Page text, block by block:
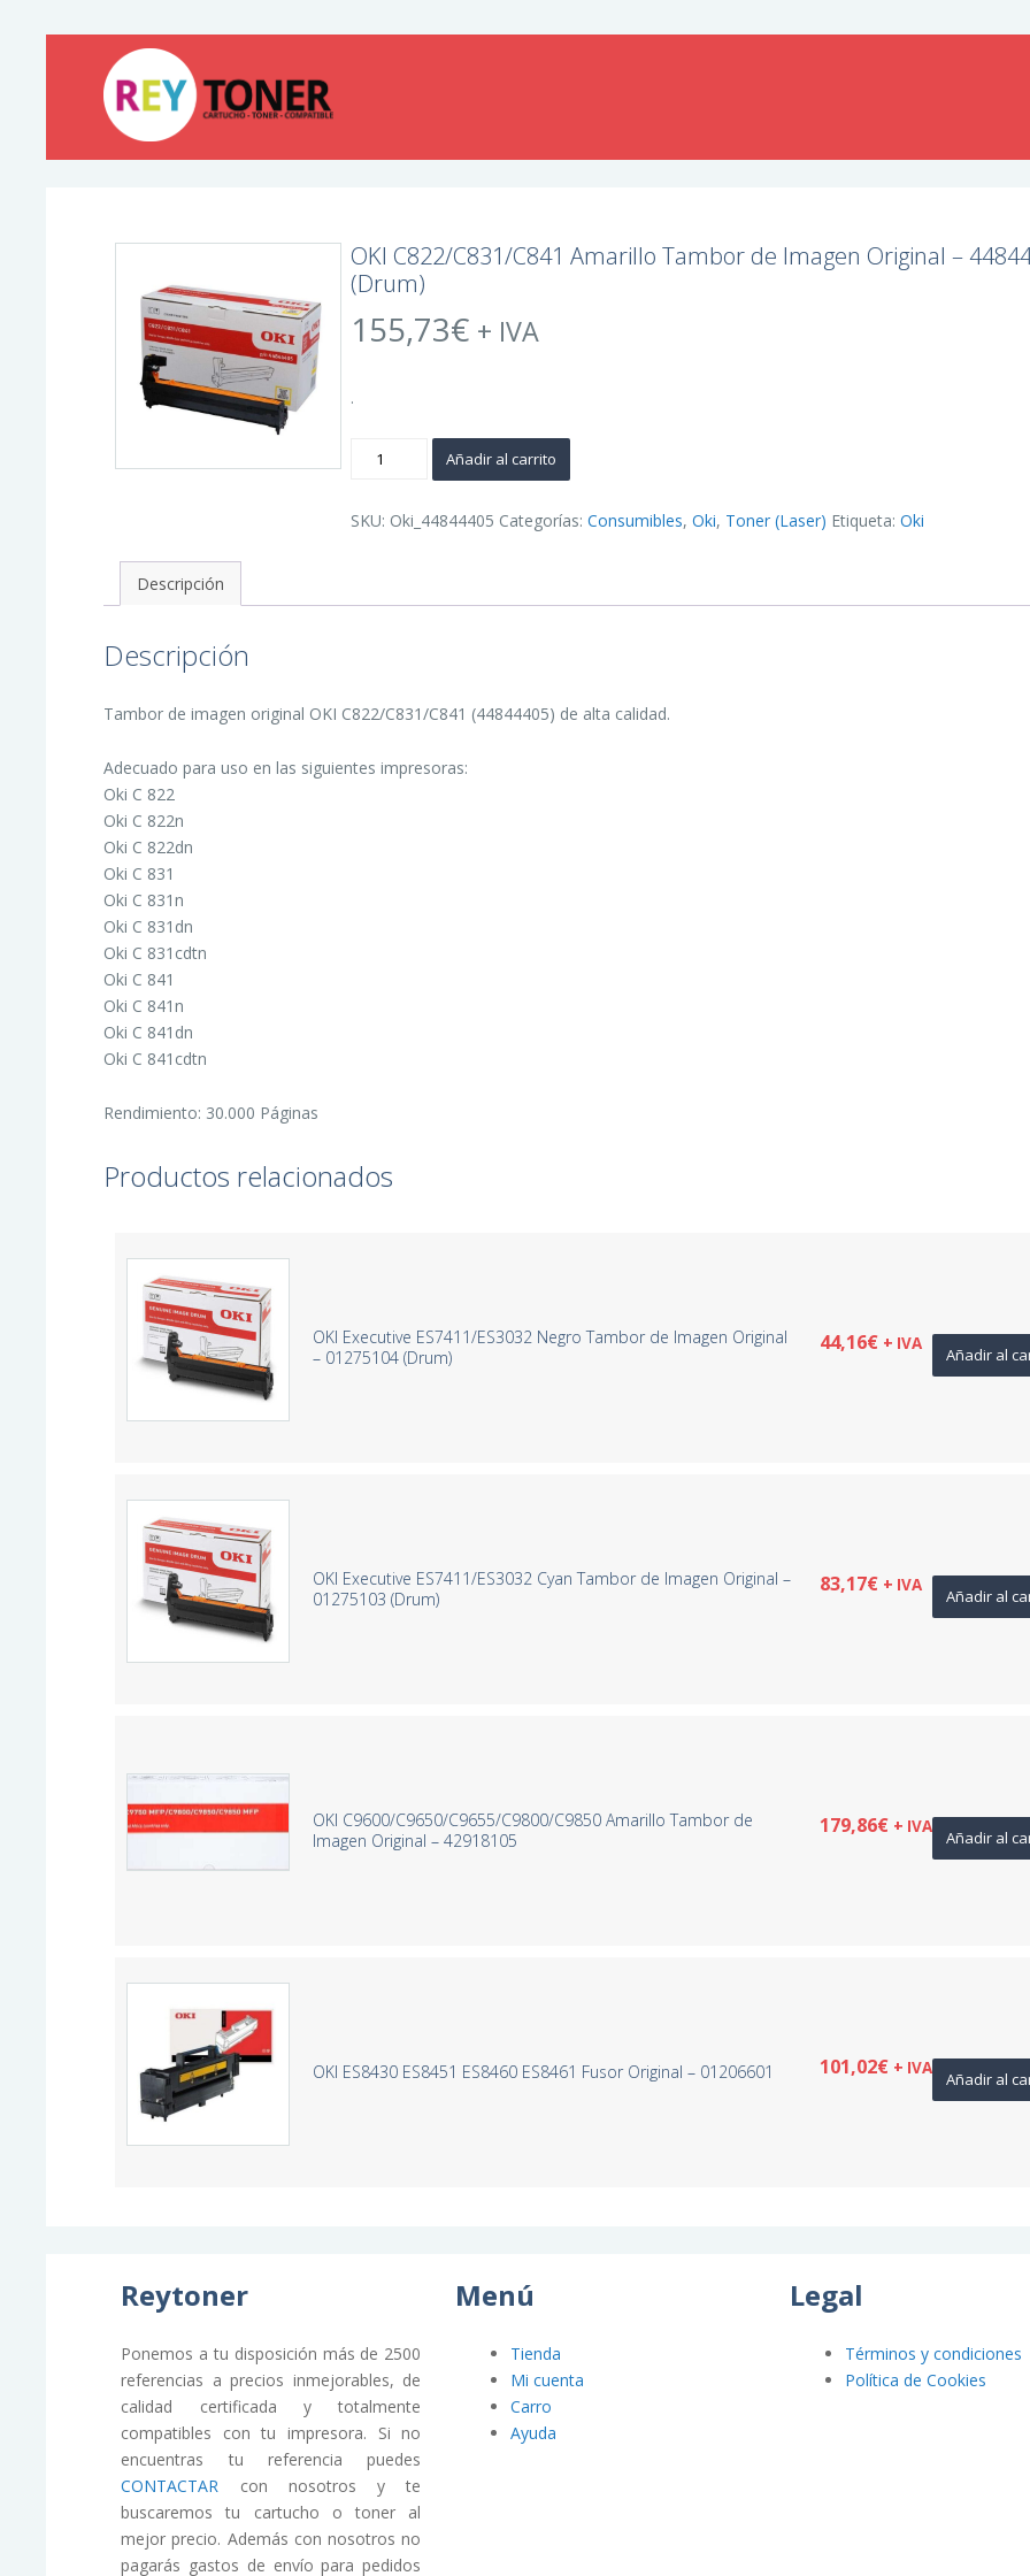
OKI C822/C831/C841 Amarillo Tambor de Imagen Original –
(Drum)
155,73€ + IVA
.
C822/C831/C841
Imagen
cantidad
Añadir al carrito
SKU: Oki_44844405 Categorías:Consumibles,Oki, Toner (Laser) Etiqueta:Oki
Descripción
Descripción
Tambor de imagen original OKI C822/C831/C841 (44844405) de alta calidad.
Adecuado para uso en las siguientes impresoras:
Oki C 822
Oki C 822n
Oki C 822dn
Oki C 831
Oki C 831n
Oki C 831dn
Oki C 831cdtn
Oki C 841
Oki C 841n
Oki C 841dn
Oki C 841cdtn
Rendimiento: 30.000 Páginas
Productos relacionados
OKI Executive ES7411/ES3032 Negro Tambor de Imagen Original
– 01275104 (Drum)
44,16€ + IVA
Añadir al
OKI Executive ES7411/ES3032 Cyan Tambor de Imagen Original –
01275103 (Drum)
83,17€ + IVA
Añadir al
OKI C9600/C9650/C9655/C9800/C9850 Amarillo Tambor de
Imagen Original – 42918105
179,86€ + IVA
Añadir al
OKI ES8430 ES8451 ES8460 ES8461 Fusor Original – 01206601 101,02€ + IVA
Añadir al
Reytoner
Ponemos a tu disposición más de 2500
referencias a precios inmejorables, de
calidad certificada y totalmente
compatibles con tu impresora. Si no
encuentras tu referencia puedes
CONTACTAR con nosotros y te
buscaremos tu cartucho o toner al
mejor precio. Además con nosotros no
pagarás gastos de envío para pedidos
Menú
Tienda
Mi cuenta
Carro
Ayuda
Legal
Términos y condiciones
Política de Cookies